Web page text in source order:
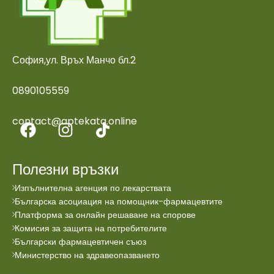
София,ул. Връх Манчо бл.2
0890105559
contact@aptekata.online
Полезни връзки
Изпълнителна агенция по лекарствата
Българска асоциация на помощник-фармацевтите
Платформа за онлайн решаване на спорове
Комисия за защита на потребителите
Български фармацевтичен съюз
Министерство на здравеопазването